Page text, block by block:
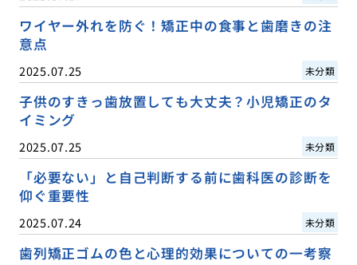
ワイヤー外れを防ぐ！矯正中の食事と歯磨きの注
意点
2025.07.25 未分類
子供のすきっ歯放置しても大丈夫？小児矯正のタ
イミング
2025.07.25 未分類
「必要ない」と自己判断する前に歯科医の診断を
仰ぐ重要性
2025.07.24 未分類
歯列矯正ゴムの色と心理的効果についての一考察